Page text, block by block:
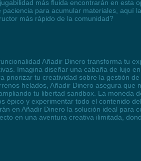
más fluida encontrarán en esta
para acumular materiales, aquí
más rápido de la comunidad?
Añadir Dinero transforma tu
Imagina diseñar una cabaña de lujo
tu creatividad sobre la gestión
helados, Añadir Dinero asegura que
tu libertad sandbox. La moneda
y experimentar todo el contenido
en Añadir Dinero la solución ideal para
en una aventura creativa ilimitada,